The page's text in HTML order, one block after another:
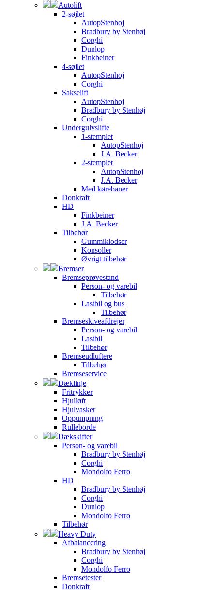
Autolift
2-søjlet
AutopStenhoj
Bradbury by Stenhøj
Corghi
Dunlop
Finkbeiner
4-søjlet
AutopStenhoj
Corghi
Sakselift
AutopStenhoj
Bradbury by Stenhøj
Corghi
Undergulvslifte
1-stemplet
AutopStenhoj
J.A. Becker
2-stemplet
AutopStenhoj
J.A. Becker
Med kørebaner
Donkraft
HD
Finkbeiner
J.A. Becker
Tilbehør
Gummiklodser
Konsoller
Øvrigt tilbehør
Bremser
Bremseprøvestand
Person- og varebil
Tilbehør
Lastbil og bus
Tilbehør
Bremseskiveafdrejer
Person- og varebil
Lastbil
Tilbehør
Bremseudluftere
Tilbehør
Bremseservice
Dæklinje
Fritrykker
Hjulløft
Hjulvasker
Oppumpning
Rulleborde
Dækskifter
Person- og varebil
Bradbury by Stenhøj
Corghi
Mondolfo Ferro
HD
Bradbury by Stenhøj
Corghi
Dunlop
Mondolfo Ferro
Tilbehør
Heavy Duty
Afbalancering
Bradbury by Stenhøj
Corghi
Mondolfo Ferro
Bremsetester
Donkraft